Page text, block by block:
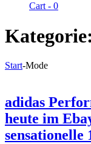
Cart - 0
Kategorie:
Start-Mode
adidas
heute im
sensationelle